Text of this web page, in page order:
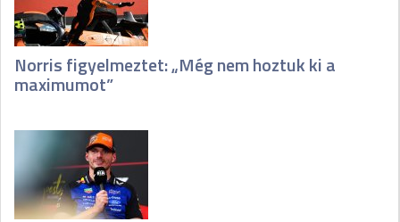
Norris figyelmeztet: „Még nem hoztuk ki a
maximumot”